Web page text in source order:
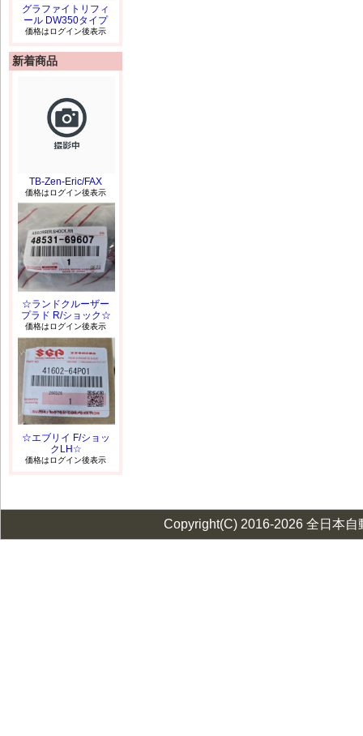
グラファイトリフィ
ール DW350タイプ
価格はログイン後表示
新着商品
TB-Zen-Eric/FAX
価格はログイン後表示
☆ランドクルーザー
プラド R/ショック☆
価格はログイン後表示
☆エブリイ F/ショッ
クLH☆
価格はログイン後表示
Copyright(C) 2016-2026 全日本